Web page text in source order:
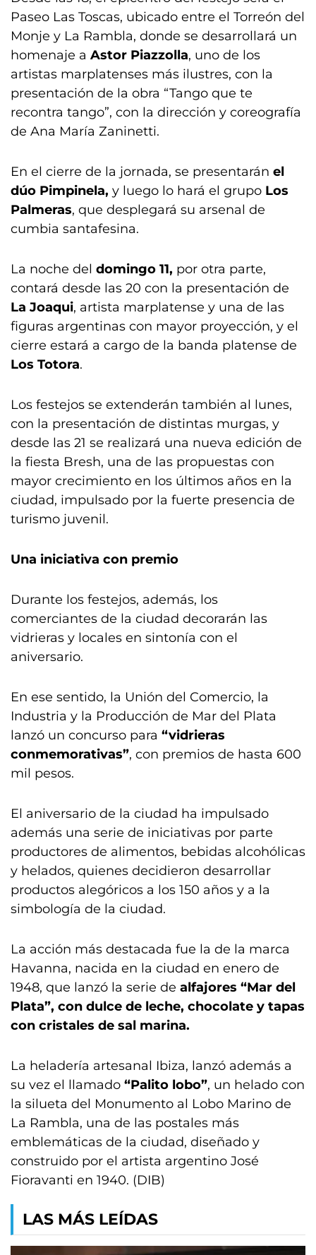
Paseo Las Toscas, ubicado entre el Torreón del
Monje y La Rambla, donde se desarrollará un
homenaje a Astor Piazzolla, uno de los
artistas marplatenses más ilustres, con la
presentación de la obra “Tango que te
recontra tango”, con la dirección y coreografía
de Ana María Zaninetti.
En el cierre de la jornada, se presentarán el
dúo Pimpinela, y luego lo hará el grupo Los
Palmeras, que desplegará su arsenal de
cumbia santafesina.
La noche del domingo 11, por otra parte,
contará desde las 20 con la presentación de
La Joaqui, artista marplatense y una de las
figuras argentinas con mayor proyección, y el
cierre estará a cargo de la banda platense de
Los Totora.
Los festejos se extenderán también al lunes,
con la presentación de distintas murgas, y
desde las 21 se realizará una nueva edición de
la fiesta Bresh, una de las propuestas con
mayor crecimiento en los últimos años en la
ciudad, impulsado por la fuerte presencia de
turismo juvenil.
Una iniciativa con premio
Durante los festejos, además, los
comerciantes de la ciudad decorarán las
vidrieras y locales en sintonía con el
aniversario.
En ese sentido, la Unión del Comercio, la
Industria y la Producción de Mar del Plata
lanzó un concurso para “vidrieras
conmemorativas”, con premios de hasta 600
mil pesos.
El aniversario de la ciudad ha impulsado
además una serie de iniciativas por parte
productores de alimentos, bebidas alcohólicas
y helados, quienes decidieron desarrollar
productos alegóricos a los 150 años y a la
simbología de la ciudad.
La acción más destacada fue la de la marca
Havanna, nacida en la ciudad en enero de
1948, que lanzó la serie de alfajores “Mar del
Plata”, con dulce de leche, chocolate y tapas
con cristales de sal marina.
La heladería artesanal Ibiza, lanzó además a
su vez el llamado “Palito lobo”, un helado con
la silueta del Monumento al Lobo Marino de
La Rambla, una de las postales más
emblemáticas de la ciudad, diseñado y
construido por el artista argentino José
Fioravanti en 1940. (DIB)
LAS MÁS LEÍDAS